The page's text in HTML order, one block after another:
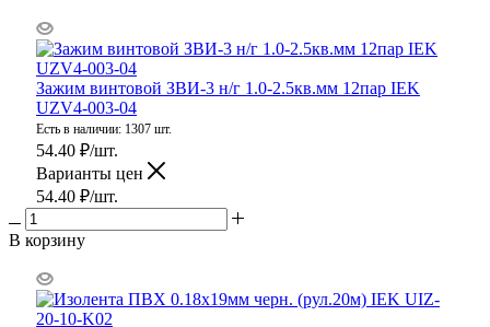
Зажим винтовой ЗВИ-3 н/г 1.0-2.5кв.мм 12пар IEK
UZV4-003-04
Есть в наличии: 1307 шт.
54.40 ₽/шт.
Варианты цен
54.40 ₽/шт.
В корзину